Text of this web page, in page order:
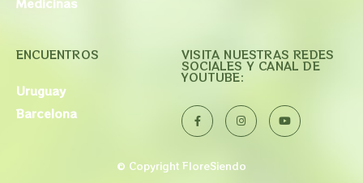
ENCUENTROS
Uruguay
Barcelona
VISITA NUESTRAS REDES
SOCIALES Y CANAL DE
YOUTUBE:
© Copyright FloreSiendo